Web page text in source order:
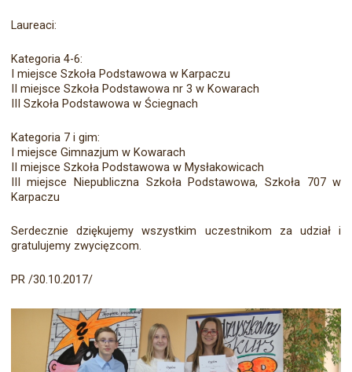
Laureaci:
Kategoria 4-6:
I miejsce Szkoła Podstawowa w Karpaczu
II miejsce Szkoła Podstawowa nr 3 w Kowarach
III Szkoła Podstawowa w Ściegnach
Kategoria 7 i gim:
I miejsce Gimnazjum w Kowarach
II miejsce Szkoła Podstawowa w Mysłakowicach
III miejsce Niepubliczna Szkoła Podstawowa, Szkoła 707 w
Karpaczu
Serdecznie dziękujemy wszystkim uczestnikom za udział i
gratulujemy zwycięzcom.
PR /30.10.2017/